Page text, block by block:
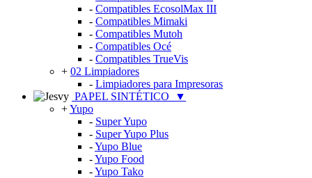
- Compatibles EcosolMax III
- Compatibles Mimaki
- Compatibles Mutoh
- Compatibles Océ
- Compatibles TrueVis
+ 02 Limpiadores
- Limpiadores para Impresoras
PAPEL SINTÉTICO
▼
+Yupo
- Super Yupo
- Super Yupo Plus
-Yupo Blue
-Yupo Food
-Yupo Tako